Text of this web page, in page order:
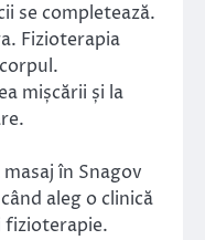
se completează.
Fizioterapia
mișcării și la
în Snagov
aleg o clinică
fizioterapie.